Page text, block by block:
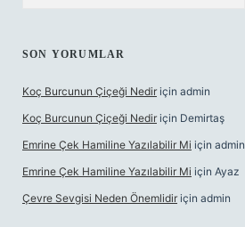
SON YORUMLAR
Koç Burcunun Çiçeği Nedir için admin
Koç Burcunun Çiçeği Nedir için Demirtaş
Emrine Çek Hamiline Yazılabilir Mi için admin
Emrine Çek Hamiline Yazılabilir Mi için Ayaz
Çevre Sevgisi Neden Önemlidir için admin